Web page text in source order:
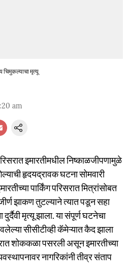
चिमुकल्याचा मृत्यू
am
इमारतीमधील निष्काळजीपणामुळे
हृदयद्रावक घटना सोमवारी
पार्किंग परिसरात मित्रांसोबत
झाकण तुटल्याने त्यात पडून सहा
मृत्यू झाला. या संपूर्ण घटनेचा
सीसीटीव्ही कॅमेऱ्यात कैद झाला
शोककळा पसरली असून इमारतीच्या
नागरिकांनी तीव्र संताप